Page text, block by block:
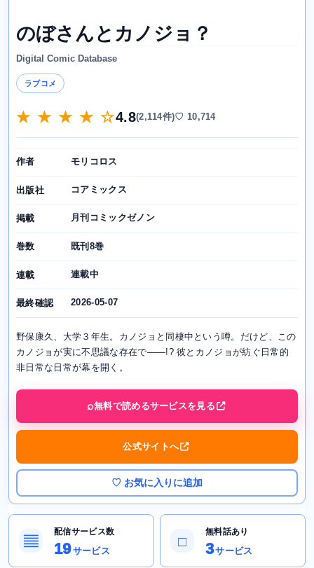
のぼさんとカノジョ？
Digital Comic Database
ラブコメ
★ ★ ★ ★ ☆4.8(2,114件)♡ 10,714
作者 モリコロス
出版社 コアミックス
掲載 月刊コミックゼノン
巻数 既刊8巻
連載 連載中
最終確認 2026-05-07
野保康久、大学３年生。カノジョと同棲中という噂。だけど、この
カノジョが実に不思議な存在で――!? 彼とカノジョが紡ぐ日常的
非日常な日常が幕を開く。
無料で読めるサービスを見る
公式サイトへ
♡ お気に入りに追加
▤
配信サービス数
19サービス
□
無料話あり
3サービス